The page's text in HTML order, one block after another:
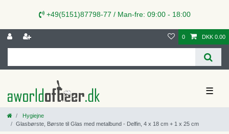
+49(5151)87798-77 / Man-fre: 09:00 - 18:00
0 DKK 0.00
☰
Hygiejne
Glasbørste, Børste til Glas med metalbund - Delfin, 4 x 18 cm + 1 x 25 cm